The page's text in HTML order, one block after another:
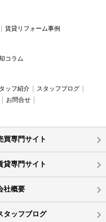
賃貸リフォーム事例
コラム
ッフ紹介
スタッフブログ
お問合せ
買専門サイト
貸専門サイト
社概要
タッフブログ